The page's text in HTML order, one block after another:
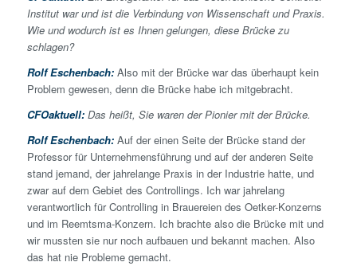
Institut war und ist die Verbindung von Wissenschaft und Praxis.
Wie und wodurch ist es Ihnen gelungen, diese Brücke zu
schlagen?
Rolf Eschenbach:Also mit der Brücke war das überhaupt kein
Problem gewesen, denn die Brücke habe ich mitgebracht.
CFOaktuell: Das heißt, Sie waren der Pionier mit der Brücke.
Rolf Eschenbach:Auf der einen Seite der Brücke stand der
Professor für Unternehmensführung und auf der anderen Seite
stand jemand, der jahrelange Praxis in der Industrie hatte, und
zwar auf dem Gebiet des Controllings. Ich war jahrelang
verantwortlich für Controlling in Brauereien des Oetker-Konzerns
und im Reemtsma-Konzern. Ich brachte also die Brücke mit und
wir mussten sie nur noch aufbauen und bekannt machen. Also
das hat nie Probleme gemacht.